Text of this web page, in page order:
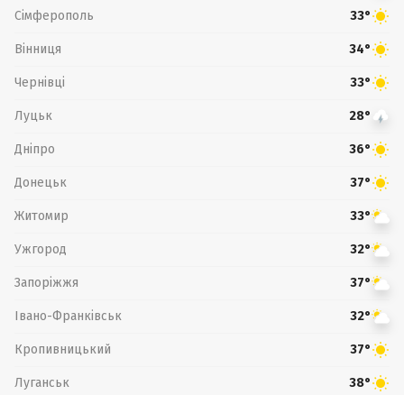
Сімферополь 33°
Вінниця 34°
Чернівці 33°
Луцьк 28°
Дніпро 36°
Донецьк 37°
Житомир 33°
Ужгород 32°
Запоріжжя 37°
Івано-Франківськ 32°
Кропивницький 37°
Луганськ 38°